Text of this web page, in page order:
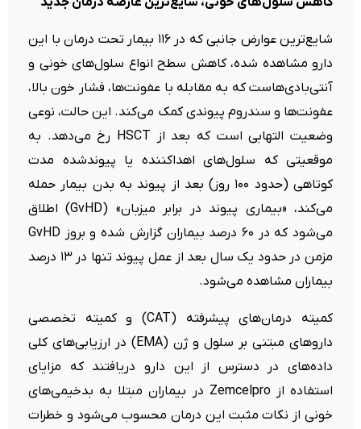
شایع‌ترین عوارض جانبی که در ۱۱۶ بیمار تحت درمان با این
دارو مشاهده شده، کاهش سطح انواع سلول‌های خونی و
آنتی‌بادی‌هاست که به مقابله با عفونت‌ها، فشار خون بالا،
عفونت‌ها و سندروم پیوندی کمک می‌کند. این حالت، نوعی
وضعیت التهابی است که بعد از HSCT رخ می‌دهد. به
موقعیتی که سلول‌های اهداکننده یا پیوندشده مدت
کوتاهی (حدود ۱۰۰ روز) بعد از پیوند به بدن بیمار حمله
می‌کند، «بیماری پیوند در برابر میزبان» (GvHD) اطلاق
می‌شود که در ۶۰ درصد بیماران گزارش شده و بروز GvHD
مزمن در حدود یک سال بعد از عمل پیوند تنها در ۱۳ درصد
بیماران مشاهده می‌شود.
کمیته درمان‌های پیشرفته (CAT) و کمیته تخصصی
داروهای مبتنی بر سلول و ژن (EMA) در ارزیابی‌های کلی
داده‌های در دسترس از این دارو دریافتند که مزایای
استفاده از Zemcelpro در بیماران مبتلا به بدخیمی‌های
خونی از نکات مثبت این درمان محسوب می‌شود و خطرات